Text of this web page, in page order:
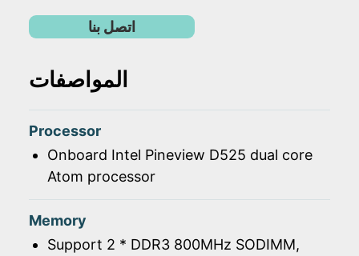
اتصل بنا
المواصفات
Processor
Onboard Intel Pineview D525 dual core
Atom processor
Memory
Support 2 * DDR3 800MHz SODIMM,